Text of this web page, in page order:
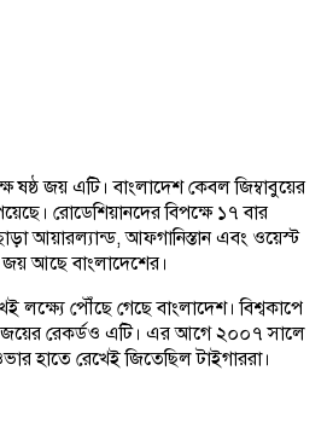
ষষ্ঠ জয় এটি। বাংলাদেশ কেবল জিম্বাবুয়ের
রোডেশিয়ানদের বিপক্ষে ১৭ বার
আয়ারল্যান্ড, আফগানিস্তান এবং ওয়েস্ট
জয় আছে বাংলাদেশের।
লক্ষ্যে পৌঁছে গেছে বাংলাদেশ। বিশ্বকাপে
রেকর্ডও এটি। এর আগে ২০০৭ সালে
হাতে রেখেই জিতেছিল টাইগাররা।